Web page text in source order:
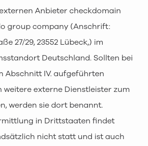
Anbieter checkdomain
group company (Anschrift:
27/29, 23552 Lübeck,) im
Deutschland. Sollten bei
Abschnitt IV. aufgeführten
externe Dienstleister zum
werden sie dort benannt.
in Drittstaaten findet
nicht statt und ist auch